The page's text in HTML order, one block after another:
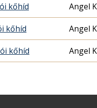
kőhíd Angel
kőhíd Angel
kőhíd Angel